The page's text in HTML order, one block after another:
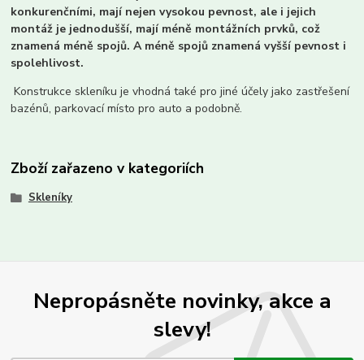
konkurenčními, mají nejen vysokou pevnost, ale i jejich
montáž je jednodušší, mají méně montážních prvků, což
znamená méně spojů. A méně spojů znamená vyšší pevnost i
spolehlivost.
Konstrukce skleníku je vhodná také pro jiné účely jako zastřešení
bazénů, parkovací místo pro auto a podobně.
Zboží zařazeno v kategoriích
Skleníky
Nepropásněte novinky, akce a
slevy!